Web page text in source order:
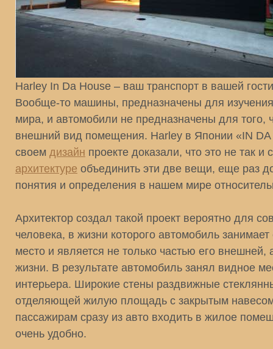
Harley In Da House – ваш транспорт в вашей
Вообще-то машины, предназначены для
мира, и автомобили не предназначены для того,
внешний вид помещения. Harley в Японии «IN DA
своем дизайн проекте доказали, что это не так и
архитектуре объединить эти две вещи, еще раз
понятия и определения в нашем мире
Архитектор создал такой проект вероятно для
человека, в жизни которого автомобиль
место и является не только частью его внешней,
жизни. В результате автомобиль занял видное
интерьера. Широкие стены раздвижные
отделяющей жилую площадь с закрытым
пассажирам сразу из авто входить в жилое
очень удобно.